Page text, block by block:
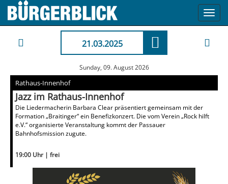
21.03.2025
Sunday, 09. August 2026
Rathaus-Innenhof
Jazz im Rathaus-Innenhof
Die Liedermacherin Barbara Clear präsentiert gemeinsam mit der
Formation „Braitinger“ ein Benefizkonzert. Die vom Verein „Rock hilft
e.V.“ organisierte Veranstaltung kommt der Passauer
Bahnhofsmission zugute.
19:00 Uhr | frei